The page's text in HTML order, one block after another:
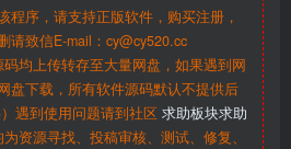
程序，请支持正版软件，购买注册，
请致信E-mail：cy@cy520.cc
均上传转存至大量网盘，如果遇到网
盘下载，所有软件源码默认不提供后
遇到使用问题请到社区 求助板块求助
资源寻找、投稿审核、测试、修复、